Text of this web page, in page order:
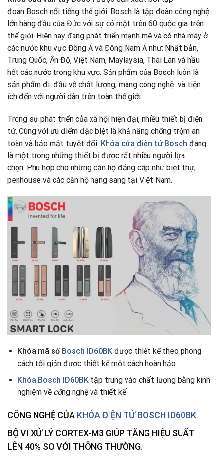
đoàn Bosch nổi tiếng thế giới. Bosch là tập đoàn công nghệ
lớn hàng đầu của Đức với sự có mặt trên 60 quốc gia trên
thế giới. Hiện nay đang phát triển mạnh mẽ và có nhà máy ở
các nước khu vực Đông Á và Đông Nam Á như: Nhật bản,
Trung Quốc, Ấn Độ, Việt Nam, Maylaysia, Thái Lan và hầu
hết các nước trong khu vực. Sản phẩm của Bosch luôn là
sản phẩm đi đầu về chất lượng, mang công nghệ và tiện
ích đến với người dân trên toàn thế giới.
Trong sự phát triển của xã hội hiện đại, nhiều thiết bị điện
tử. Cùng với ưu điểm đặc biệt là khả năng chống trộm an
toàn và bảo mật tuyệt đối. Khóa cửa điện tử Bosch đang
là một trong những thiết bị được rất nhiều người lựa
chọn. Phù hợp cho những căn hộ đẳng cấp như biệt thự,
penhouse và các căn hộ hạng sang tại Việt Nam.
Khóa mã sốBosch ID60BKđược thiết kế theo phong
cách tối giản được thiết kế một cách hoàn hảo
Khóa Bosch ID60BKtập trung vào chất lượng bằng kinh
nghiệm về công nghệ và thiết kế
CÔNG NGHỆ CỦA KHÓA ĐIỆN TỬ BOSCH ID60BK
BỘ VI XỬ LÝ CORTEX-M3 GIÚP TĂNG HIỆU SUẤT
LÊN 40% SO VỚI THÔNG THƯỜNG.